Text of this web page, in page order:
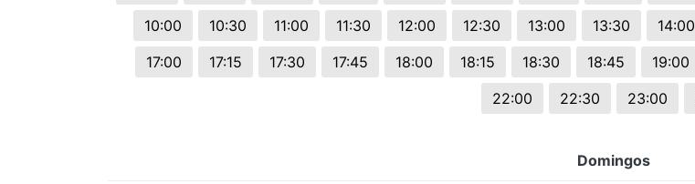
10:00
10:30 11:00 11:30 12:00 12:30 13:00 13:30 14:00
17:00
17:15 17:30 17:45 18:00 18:15 18:30 18:45 19:00
22:00
22:30 23:00
Domingos